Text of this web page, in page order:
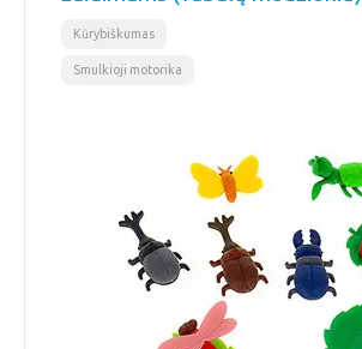
Kūrybiškumas
Smulkioji motorika